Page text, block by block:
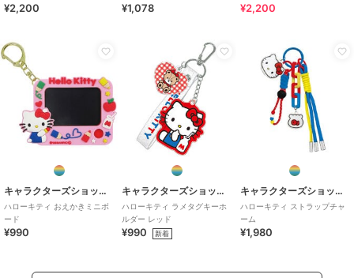
¥2,200 ¥1,078 ¥2,200
キャラクターズショップ ラフラフ
ハローキティ おえかきミニボ
ード
¥990
キャラクターズショップ ラフラフ
ハローキティ ラメタグキーホ
ルダー レッド
¥990 新着
キャラクターズショップ ラフラフ
ハローキティ ストラップチャ
ーム
¥1,980